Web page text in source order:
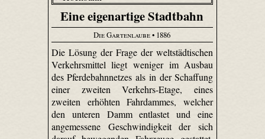
Eine eigenartige Stadtbahn
Die Gartenlaube• 1886
Die Lösung der Frage der weltstädtischen
Verkehrsmittel liegt weniger im Ausbau
des Pferdebahnnetzes als in der Schaffung
einer zweiten Verkehrs-Etage, eines
zweiten erhöhten Fahrdammes, welcher
den unteren Damm entlastet und eine
angemessene Geschwindigkeit der sich